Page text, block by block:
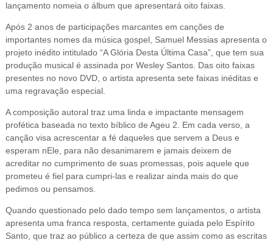
lançamento nomeia o álbum que apresentará oito faixas.
Após 2 anos de participações marcantes em canções de
importantes nomes da música gospel, Samuel Messias apresenta o
projeto inédito intitulado “A Glória Desta Última Casa”, que tem sua
produção musical é assinada por Wesley Santos. Das oito faixas
presentes no novo DVD, o artista apresenta sete faixas inéditas e
uma regravação especial.
A composição autoral traz uma linda e impactante mensagem
profética baseada no texto bíblico de Ageu 2. Em cada verso, a
canção visa acrescentar a fé daqueles que servem a Deus e
esperam nEle, para não desanimarem e jamais deixem de
acreditar no cumprimento de suas promessas, pois aquele que
prometeu é fiel para cumpri-las e realizar ainda mais do que
pedimos ou pensamos.
Quando questionado pelo dado tempo sem lançamentos, o artista
apresenta uma franca resposta, certamente guiada pelo Espírito
Santo, que traz ao público a certeza de que assim como as escritas